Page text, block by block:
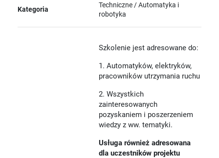
Kategoria
Techniczne / Automatyka i
robotyka
Szkolenie jest adresowane do:
1. Automatyków, elektryków,
pracowników utrzymania ruchu
2. Wszystkich
zainteresowanych
pozyskaniem i poszerzeniem
wiedzy z ww. tematyki.
Usługa również adresowana
dla uczestników projektu